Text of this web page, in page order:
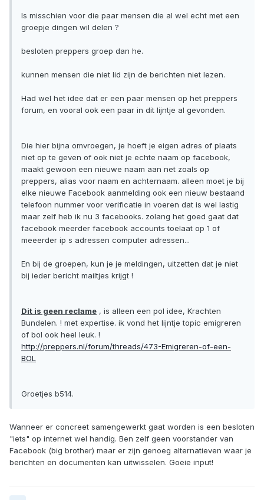
Is misschien voor die paar mensen die al wel echt met een
groepje dingen wil delen ?
besloten preppers groep dan he.
kunnen mensen die niet lid zijn de berichten niet lezen.
Had wel het idee dat er een paar mensen op het preppers
forum, en vooral ook een paar in dit lijntje al gevonden.
Die hier bijna omvroegen, je hoeft je eigen adres of plaats
niet op te geven of ook niet je echte naam op facebook,
maakt gewoon een nieuwe naam aan net zoals op
preppers, alias voor naam en achternaam. alleen moet je bij
elke nieuwe Facebook aanmelding ook een nieuw bestaand
telefoon nummer voor verificatie in voeren dat is wel lastig
maar zelf heb ik nu 3 facebooks. zolang het goed gaat dat
facebook meerder facebook accounts toelaat op 1 of
meeerder ip s adressen computer adressen...
En bij de groepen, kun je je meldingen, uitzetten dat je niet
bij ieder bericht mailtjes krijgt !
Dit is geen reclame , is alleen een pol idee, Krachten
Bundelen. ! met expertise. ik vond het lijntje topic emigreren
of bol ook heel leuk. !
http://preppers.nl/forum/threads/473-Emigreren-of-een-
BOL
Groetjes b514.
Wanneer er concreet samengewerkt gaat worden is een besloten
"iets" op internet wel handig. Ben zelf geen voorstander van
Facebook (big brother) maar er zijn genoeg alternatieven waar je
berichten en documenten kan uitwisselen. Goeie input!